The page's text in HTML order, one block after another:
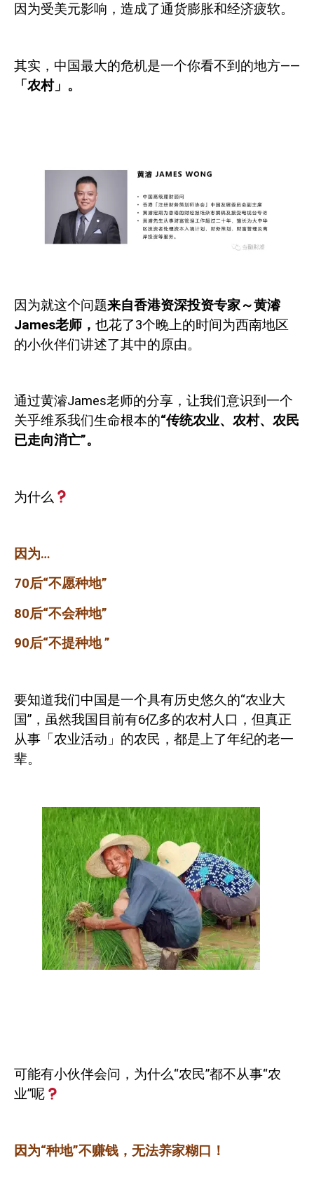
因为受美元影响，造成了通货膨胀和经济疲软。
其实，中国最大的危机是一个你看不到的地方——
「农村」。
因为就这个问题来自香港资深投资专家～黄濬
James老师， 也花了3个晚上的时间为西南地区
的小伙伴们讲述了其中的原由。
通过黄濬James老师的分享，让我们意识到一个
关乎维系我们生命根本的“传统农业、农村、农民
已走向消亡”。
为什么
因为…
70后“不愿种地”
80后“不会种地”
90后“不提种地”
要知道我们中国是一个具有历史悠久的“农业大
国”，虽然我国目前有6亿多的农村人口，但真正
从事「农业活动」的农民，都是上了年纪的老一
辈。
可能有小伙伴会问，为什么“农民”都不从事“农
业”呢
因为“种地”不赚钱，无法养家糊口！